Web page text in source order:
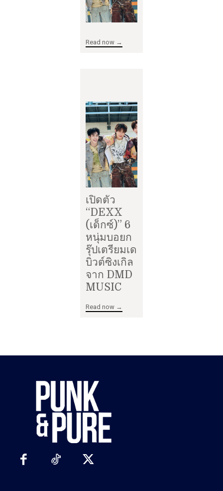
Read now →
เปิดตัว
“DEXX
(เด็กซ์)” 6
หนุ่มบอยก
รุ๊ปเตรียมเด
บิวต์ซิงเกิล
จาก DMD
MUSIC
Read now →